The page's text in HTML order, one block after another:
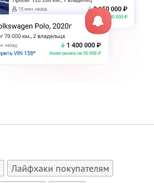
Лайфхаки покупателям